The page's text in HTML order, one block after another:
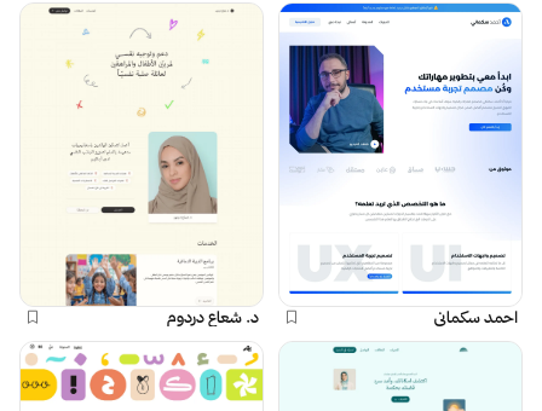
احمد سكماني د. شعاع دردوم